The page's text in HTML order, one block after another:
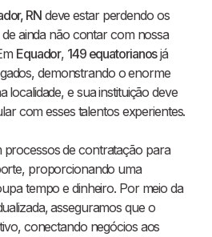
RNdeve estar perdendo os
ainda não contar com nossa
Equador, 149 equatorianosjá
demonstrando o enorme
localidade, e sua instituição deve
com esses talentos experientes.
de contratação para
proporcionando uma
tempo e dinheiro. Por meio da
asseguramos que o
conectando negócios aos